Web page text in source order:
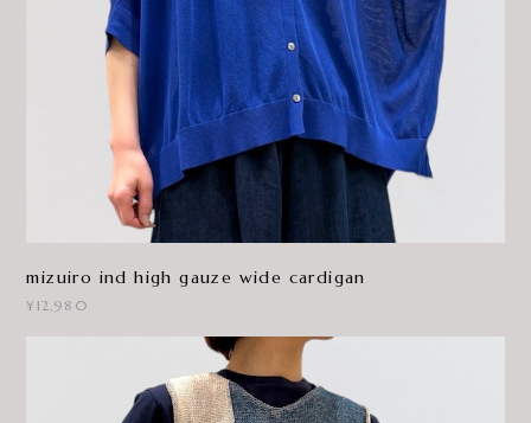
mizuiro ind high gauze wide cardigan
¥12,980